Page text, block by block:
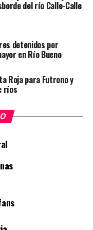
mientras
establecer su
de otros
ha estado en
y no han temido
trabajo
y reiteró que
para
que siga
Cosme”, expresó.
imputado
del río Calle-Calle
detenidos por
en Río Bueno
Roja para Futrono y
ríos